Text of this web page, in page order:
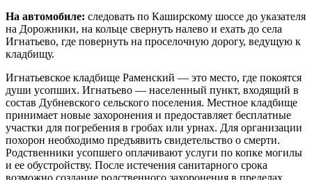
На автомобиле: следовать по Каширскому шоссе до указателя
на Дорожники, на кольце свернуть налево и ехать до села
Игнатьево, где повернуть на проселочную дорогу, ведущую к
кладбищу.
Игнатьевское кладбище Раменский — это место, где покоятся
души усопших. Игнатьево — населенный пункт, входящий в
состав Дубневского сельского поселения. Местное кладбище
принимает новые захоронения и предоставляет бесплатные
участки для погребения в гробах или урнах. Для организации
похорон необходимо предъявить свидетельство о смерти.
Родственники усопшего оплачивают услуги по копке могилы
и ее обустройству. После истечения санитарного срока